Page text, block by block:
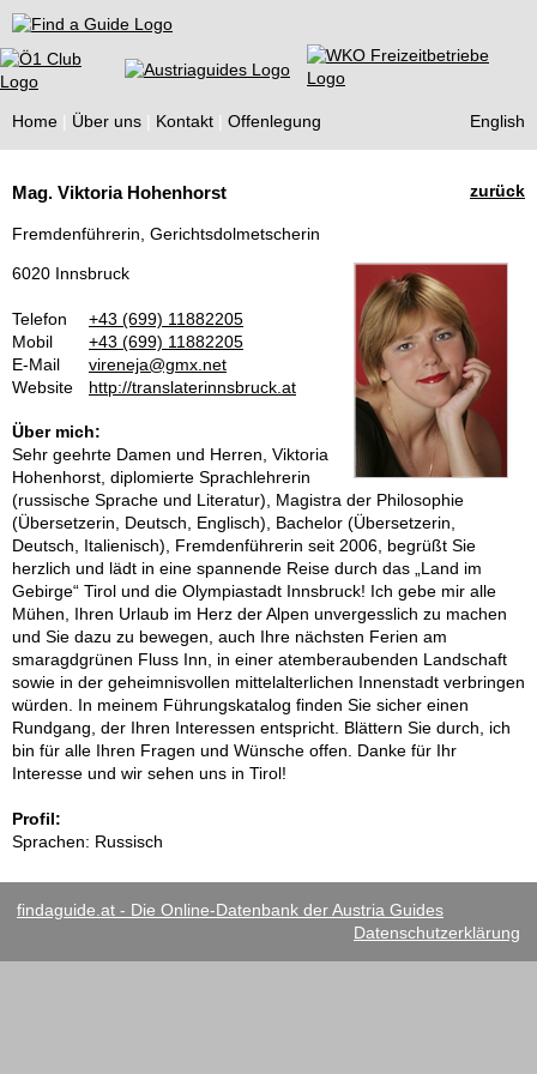
Find a Guide
Home Über uns Kontakt Offenlegung English
Guides
zurück
Mag. Viktoria Hohenhorst
Fremdenführerin, Gerichtsdolmetscherin
6020 Innsbruck
Telefon
+43 (699) 11882205
Mobil
+43 (699) 11882205
E-Mail
vireneja@gmx.net
Website
http://translaterinnsbruck.at
Über mich:
Sehr geehrte Damen und Herren, Viktoria
Hohenhorst, diplomierte Sprachlehrerin
(russische Sprache und Literatur), Magistra der Philosophie
(Übersetzerin, Deutsch, Englisch), Bachelor (Übersetzerin,
Deutsch, Italienisch), Fremdenführerin seit 2006, begrüßt Sie
herzlich und lädt in eine spannende Reise durch das „Land im
Gebirge“ Tirol und die Olympiastadt Innsbruck! Ich gebe mir alle
Mühen, Ihren Urlaub im Herz der Alpen unvergesslich zu machen
und Sie dazu zu bewegen, auch Ihre nächsten Ferien am
smaragdgrünen Fluss Inn, in einer atemberaubenden Landschaft
sowie in der geheimnisvollen mittelalterlichen Innenstadt verbringen
würden. In meinem Führungskatalog finden Sie sicher einen
Rundgang, der Ihren Interessen entspricht. Blättern Sie durch, ich
bin für alle Ihren Fragen und Wünsche offen. Danke für Ihr
Interesse und wir sehen uns in Tirol!
Profil:
Sprachen: Russisch
findaguide.at - Die Online-Datenbank der Austria Guides
Datenschutzerklärung